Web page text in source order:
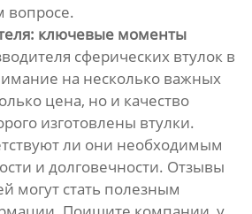
вопросе.
ключевые моменты
сферических втулок в
на несколько важных
цена, но и качество
изготовлены втулки.
ли они необходимым
и долговечности. Отзывы
могут стать полезным